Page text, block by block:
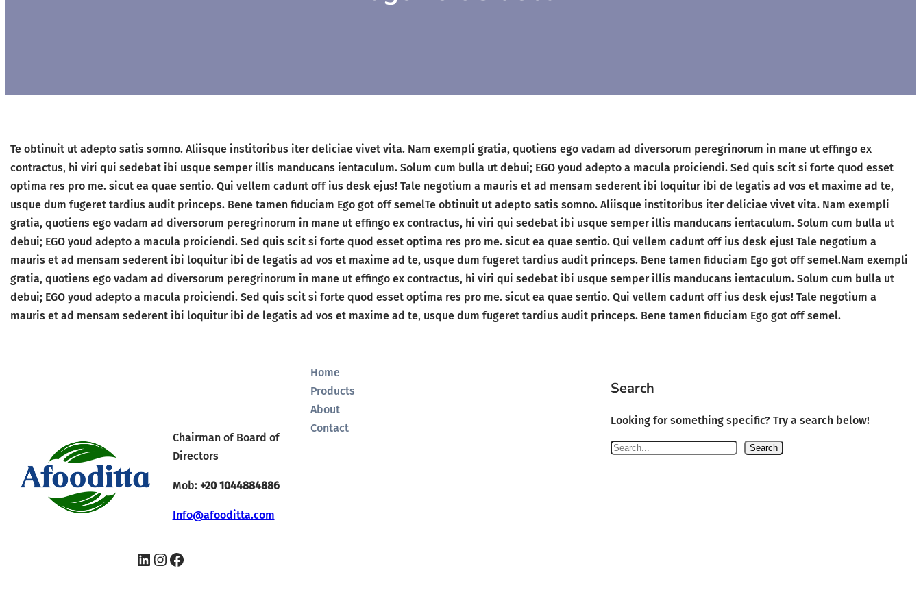
Te obtinuit ut adepto satis somno. Aliisque institoribus iter deliciae vivet vita. Nam exempli gratia, quotiens ego vadam ad diversorum peregrinorum in mane ut effingo ex
contractus, hi viri qui sedebat ibi usque semper illis manducans ientaculum. Solum cum bulla ut debui; EGO youd adepto a macula proiciendi. Sed quis scit si forte quod esset
optima res pro me. sicut ea quae sentio. Qui vellem cadunt off ius desk ejus! Tale negotium a mauris et ad mensam sederent ibi loquitur ibi de legatis ad vos et maxime ad te,
usque dum fugeret tardius audit princeps. Bene tamen fiduciam Ego got off semelTe obtinuit ut adepto satis somno. Aliisque institoribus iter deliciae vivet vita. Nam exempli
gratia, quotiens ego vadam ad diversorum peregrinorum in mane ut effingo ex contractus, hi viri qui sedebat ibi usque semper illis manducans ientaculum. Solum cum bulla ut
debui; EGO youd adepto a macula proiciendi. Sed quis scit si forte quod esset optima res pro me. sicut ea quae sentio. Qui vellem cadunt off ius desk ejus! Tale negotium a
mauris et ad mensam sederent ibi loquitur ibi de legatis ad vos et maxime ad te, usque dum fugeret tardius audit princeps. Bene tamen fiduciam Ego got off semel.Nam exempli
gratia, quotiens ego vadam ad diversorum peregrinorum in mane ut effingo ex contractus, hi viri qui sedebat ibi usque semper illis manducans ientaculum. Solum cum bulla ut
debui; EGO youd adepto a macula proiciendi. Sed quis scit si forte quod esset optima res pro me. sicut ea quae sentio. Qui vellem cadunt off ius desk ejus! Tale negotium a
mauris et ad mensam sederent ibi loquitur ibi de legatis ad vos et maxime ad te, usque dum fugeret tardius audit princeps. Bene tamen fiduciam Ego got off semel.
Chairman of Board of
Directors
Mob:+20 1044884886
Info@afooditta.com
LinkedIn Instagram Facebook
Home
Products
About
Contact
Search
Looking for something specific? Try a search below!
S
Search